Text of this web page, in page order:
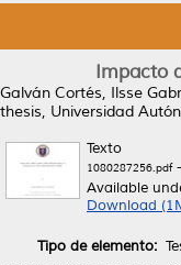
Impacto
Galván Cortés, Ilsse
thesis, Universidad
Texto
1080287256.pdf-
Available
Download
Tipo de elemento: